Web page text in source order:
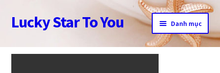
Đi
đến
hướng
Chuyển
đến
dung
Lucky Star To You Danh mục
Trang chủ